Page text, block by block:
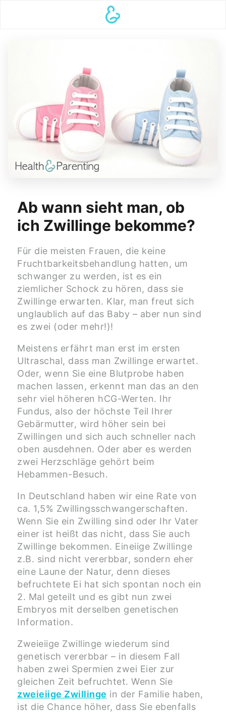
Ab wann sieht man, ob
ich Zwillinge bekomme?
Für die meisten Frauen, die keine
Fruchtbarkeitsbehandlung hatten, um
schwanger zu werden, ist es ein
ziemlicher Schock zu hören, dass sie
Zwillinge erwarten. Klar, man freut sich
unglaublich auf das Baby – aber nun sind
es zwei (oder mehr!)!
Meistens erfährt man erst im ersten
Ultraschal, dass man Zwillinge erwartet.
Oder, wenn Sie eine Blutprobe haben
machen lassen, erkennt man das an den
sehr viel höheren hCG-Werten. Ihr
Fundus, also der höchste Teil Ihrer
Gebärmutter, wird höher sein bei
Zwillingen und sich auch schneller nach
oben ausdehnen. Oder aber es werden
zwei Herzschläge gehört beim
Hebammen-Besuch.
In Deutschland haben wir eine Rate von
ca. 1,5% Zwillingsschwangerschaften.
Wenn Sie ein Zwilling sind oder Ihr Vater
einer ist heißt das nicht, dass Sie auch
Zwillinge bekommen. Eineiige Zwillinge
z.B. sind nicht vererbbar, sondern eher
eine Laune der Natur, denn dieses
befruchtete Ei hat sich spontan noch ein
2. Mal geteilt und es gibt nun zwei
Embryos mit derselben genetischen
Information.
Zweieiige Zwillinge wiederum sind
genetisch vererbbar – in diesem Fall
haben zwei Spermien zwei Eier zur
gleichen Zeit befruchtet. Wenn Sie
zweieiige Zwillinge in der Familie haben,
ist die Chance höher, dass Sie ebenfalls